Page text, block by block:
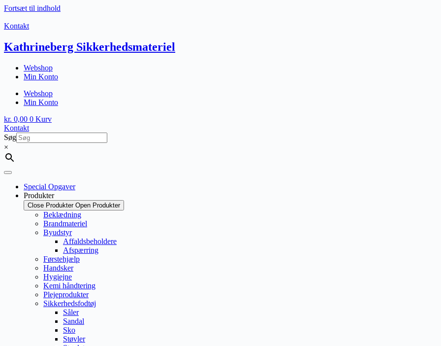
Fortsæt til indhold
Kontakt
Kathrineberg Sikkerhedsmateriel
Webshop
Min Konto
Webshop
Min Konto
kr. 0,00 0 Kurv
Kontakt
Søg
×
Special Opgaver
Produkter
Close Produkter Open Produkter
Beklædning
Brandmateriel
Byudstyr
Affaldsbeholdere
Afspærring
Førstehjælp
Handsker
Hygiejne
Kemi håndtering
Plejeprodukter
Sikkerhedsfodtøj
Såler
Sandal
Sko
Støvler